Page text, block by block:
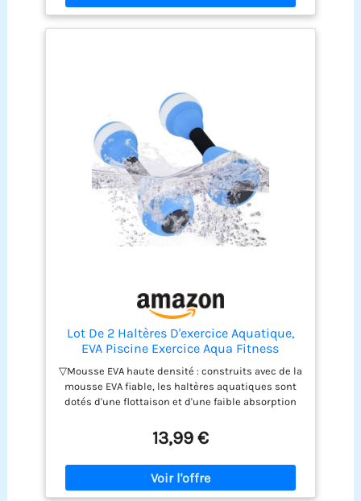
entraînement en piscine qui ménage les
articulations. Matière EVA haute densité – Durable
inodore et sèche rapidement. Idéal pour un
accessoire d'aquagym sûr et confortable Poignée
ergonomique et antidérapante : ces haltères
aquatiques se distinguent par leurs dimensions
ergonomiques et leurs tubes en PC résistants,
recouverts d'une mousse souple. Deux sangles de
maintien offrent une sécurité supplémentaire et
permettent un entraînement efficace avec cet
accessoire d'aquafitness. Faciles à monter et à
transporter : les accessoires d'aquagym sont
s'assemble en un clin d'œil, prend peu de place et
est facile à transporter
Lot De 2 Haltères D'exercice Aquatique,
EVA Piscine Exercice Aqua Fitness
Haltères Pour Aquagym, Poids D'eau
Rembourrés Doux Pour L'exercice En
Piscine, L'aquagym, Renforcer Les
▽Mousse EVA haute densité : construits avec de la
mousse EVA fiable, les haltères aquatiques sont
dotés d'une flottaison et d'une faible absorption
également durables et ne s'effondreront pas.
▽Entraînement à faible impact : développez vos
muscles ou brûlez des graisses sans forcer vos
articulations en vous entraînant dans l'eau.
Développez le haut de votre corps et obtenez un
13,99 €